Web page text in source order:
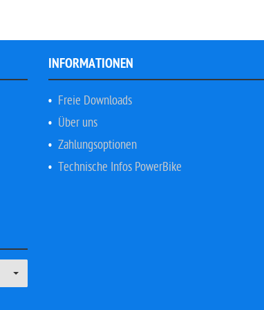
INFORMATIONEN
Freie Downloads
Über uns
Zahlungsoptionen
Technische Infos PowerBike